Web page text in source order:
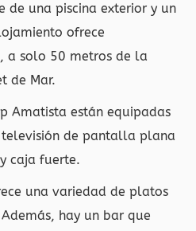
de una piscina exterior y un
ofrece
a solo 50 metros de la
de Mar.
Amatista están equipadas
de pantalla plana
caja fuerte.
una variedad de platos
hay un bar que